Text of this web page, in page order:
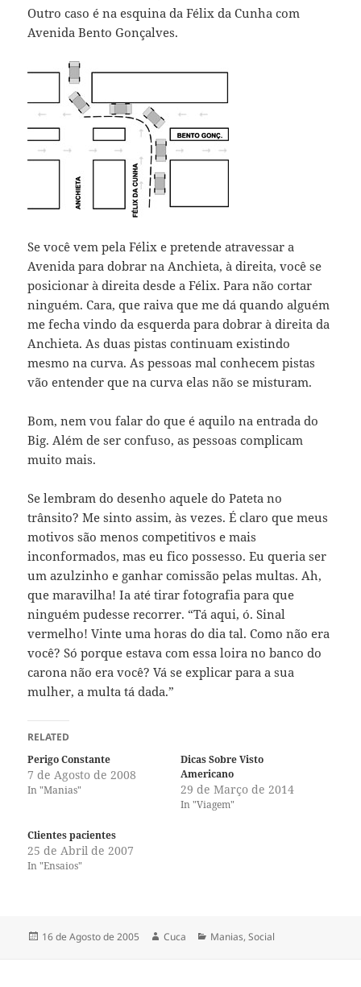
Outro caso é na esquina da Félix da Cunha com
Avenida Bento Gonçalves.
Se você vem pela Félix e pretende atravessar a
Avenida para dobrar na Anchieta, à direita, você se
posicionar à direita desde a Félix. Para não cortar
ninguém. Cara, que raiva que me dá quando alguém
me fecha vindo da esquerda para dobrar à direita da
Anchieta. As duas pistas continuam existindo
mesmo na curva. As pessoas mal conhecem pistas
vão entender que na curva elas não se misturam.
Bom, nem vou falar do que é aquilo na entrada do
Big. Além de ser confuso, as pessoas complicam
muito mais.
Se lembram do desenho aquele do Pateta no
trânsito? Me sinto assim, às vezes. É claro que meus
motivos são menos competitivos e mais
inconformados, mas eu fico possesso. Eu queria ser
um azulzinho e ganhar comissão pelas multas. Ah,
que maravilha! Ia até tirar fotografia para que
ninguém pudesse recorrer. “Tá aqui, ó. Sinal
vermelho! Vinte uma horas do dia tal. Como não era
você? Só porque estava com essa loira no banco do
carona não era você? Vá se explicar para a sua
mulher, a multa tá dada.”
RELATED
Perigo Constante
7 de Agosto de 2008
In "Manias"
Dicas Sobre Visto
Americano
29 de Março de 2014
In "Viagem"
Clientes pacientes
25 de Abril de 2007
In "Ensaios"
Publicado
16 de Agosto de 2005 Autor
Cuca Categorias
Manias,Social